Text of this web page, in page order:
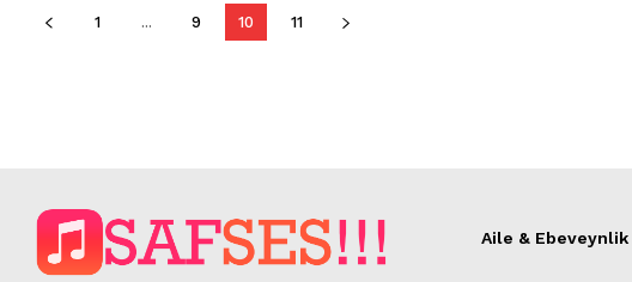
1 ... 9 10 11
Aile & Ebeveynlik